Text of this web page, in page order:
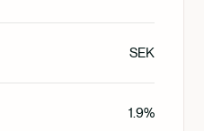
SEK
1.9%